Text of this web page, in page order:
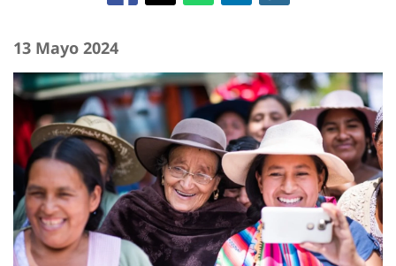
13 Mayo 2024